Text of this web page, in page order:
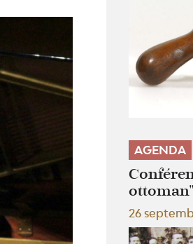
AGENDA
ottoman"
26